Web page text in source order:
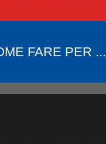
FARE PER ...